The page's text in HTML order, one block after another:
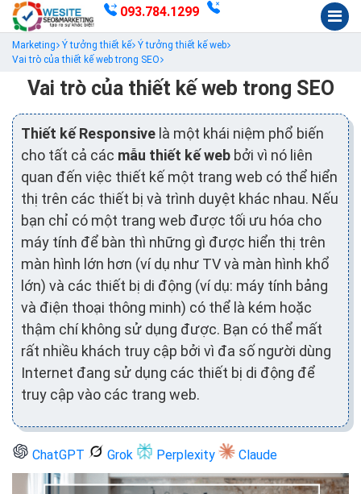
093.784.1299
Marketing Ý tưởng thiết kế Ý tưởng thiết kế web
Vai trò của thiết kế web trong SEO
Vai trò của thiết kế web trong SEO
Thiết kế Responsive là một khái niệm phổ biến
cho tất cả các mẫu thiết kế web bởi vì nó liên
quan đến việc thiết kế một trang web có thể hiển
thị trên các thiết bị và trình duyệt khác nhau. Nếu
bạn chỉ có một trang web được tối ưu hóa cho
máy tính để bàn thì những gì được hiển thị trên
màn hình lớn hơn (ví dụ như TV và màn hình khổ
lớn) và các thiết bị di động (ví dụ: máy tính bảng
và điện thoại thông minh) có thể là kém hoặc
thậm chí không sử dụng được. Bạn có thể mất
rất nhiều khách truy cập bởi vì đa số người dùng
Internet đang sử dụng các thiết bị di động để
truy cập vào các trang web.
ChatGPT Grok Perplexity Claude